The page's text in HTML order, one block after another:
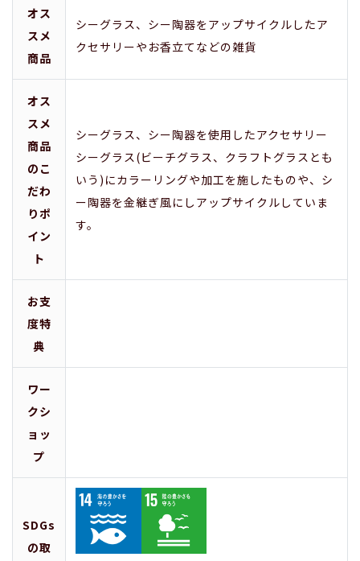
オス
スメ
商品
シーグラス、シー陶器をアップサイクルしたア
クセサリーやお香立てなどの雑貨
オス
スメ
商品
のこ
だわ
りポ
イン
ト
シーグラス、シー陶器を使用したアクセサリー
シーグラス(ビーチグラス、クラフトグラスとも
いう)にカラーリングや加工を施したものや、シ
ー陶器を金継ぎ風にしアップサイクルしていま
す。
お支
度特
典
ワー
クシ
ョッ
プ
SDGs
の取